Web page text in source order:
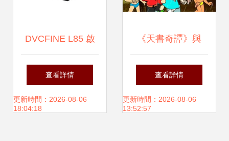
DVCFINE L85 啟
明星高清攝像頭 夜
視加持，特價搶購
查看詳情
更新時間：2026-08-06
18:04:18
《天書奇譚》與
《舒克貝塔》重制
動畫復(fù)古風
查看詳情
更新時間：2026-08-06
13:52:57